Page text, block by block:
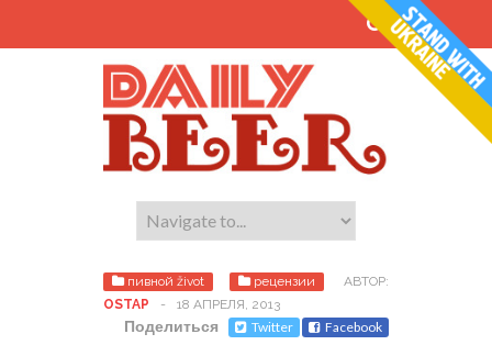
пивной život рецензии
АВТОР:
OSTAP
- 18 АПРЕЛЯ, 2013
Поделиться Twitter Facebook